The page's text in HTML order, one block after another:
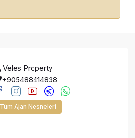
Veles Property
+905488414838
Tüm Ajan Nesneleri